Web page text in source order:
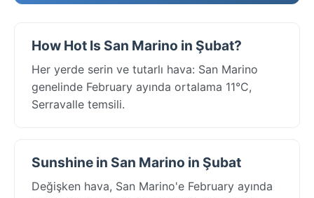
How Hot Is San Marino in Şubat?
Her yerde serin ve tutarlı hava: San Marino
genelinde February ayında ortalama 11°C,
Serravalle temsili.
Sunshine in San Marino in Şubat
Değişken hava, San Marino'e February ayında